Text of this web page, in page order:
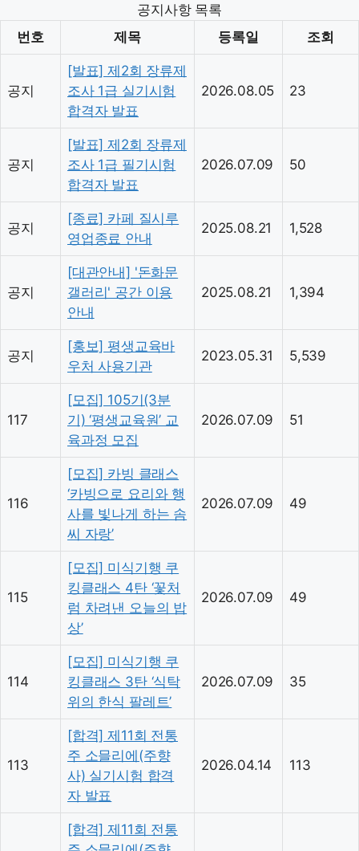
공지사항 목록
번호
제목 등록일 조회
공지
[발표] 제2회 장류제
조사 1급 실기시험
합격자 발표
2026.08.05 23
공지
[발표] 제2회 장류제
조사 1급 필기시험
합격자 발표
2026.07.09 50
공지
[종료] 카페 질시루
영업종료 안내
2025.08.21 1,528
공지
[대관안내] '돈화문
갤러리' 공간 이용
안내
2025.08.21 1,394
공지
[홍보] 평생교육바
우처 사용기관
2023.05.31 5,539
117
[모집] 105기(3분
기) ‘평생교육원’ 교
육과정 모집
2026.07.09 51
116
[모집] 카빙 클래스
‘카빙으로 요리와 행
사를 빛나게 하는 솜
씨 자랑’
2026.07.09 49
115
[모집] 미식기행 쿠
킹클래스 4탄 ‘꽃처
럼 차려낸 오늘의 밥
상’
2026.07.09 49
114
[모집] 미식기행 쿠
킹클래스 3탄 ‘식탁
위의 한식 팔레트’
2026.07.09 35
113
[합격] 제11회 전통
주 소믈리에(주향
사) 실기시험 합격
자 발표
2026.04.14 113
[합격] 제11회 전통